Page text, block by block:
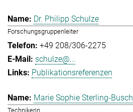
Dr. Philipp Schulze
Forschungsgruppenleiter
+49 208/306-2275
schulze@...
Publikationsreferenzen
Marie Sophie Sterling-Busch
Technikerin